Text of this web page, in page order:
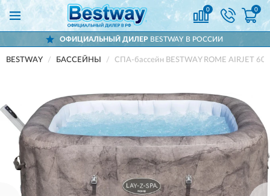
0 0
ОФИЦИАЛЬНЫЙ ДИЛЕР BESTWAY В РОССИИ
BESTWAY БАССЕЙНЫ СПА-бассейн BESTWAY ROME AIRJET